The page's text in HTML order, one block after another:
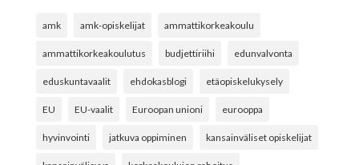
amk amk-opiskelijat ammattikorkeakoulu
ammattikorkeakoulutus budjettiriihi edunvalvonta
eduskuntavaalit ehdokasblogi etäopiskelukysely
EU EU-vaalit Euroopan unioni eurooppa
hyvinvointi jatkuva oppiminen kansainväliset opiskelijat